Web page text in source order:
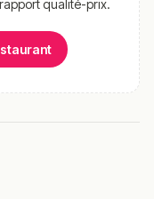
la fiche de cet
qualité-prix.